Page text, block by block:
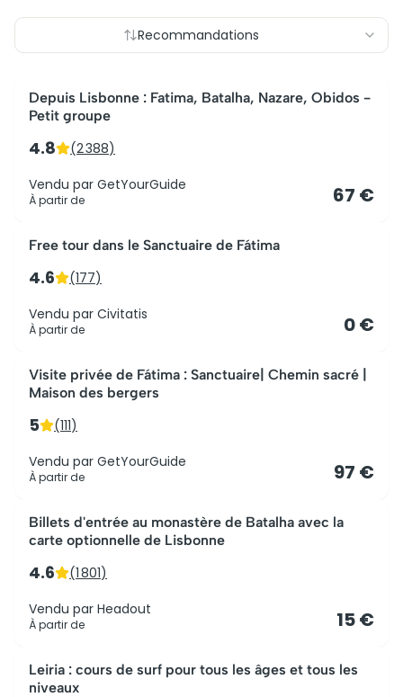
Recommandations
Le plus populaire
Depuis Lisbonne : Fatima, Batalha, Nazare, Obidos -
Petit groupe
4.8 (2 388)
Vendu par GetYourGuide
À partir de 67 €
Meilleur rapport qualité-prix
Free tour dans le Sanctuaire de Fátima
4.6 (177)
Vendu par Civitatis
À partir de 0 €
Le mieux noté
Visite privée de Fátima : Sanctuaire| Chemin sacré |
Maison des bergers
5 (111)
Vendu par GetYourGuide
À partir de 97 €
Billets d'entrée au monastère de Batalha avec la
carte optionnelle de Lisbonne
4.6 (1 801)
Vendu par Headout
À partir de 15 €
Leiria : cours de surf pour tous les âges et tous les
niveaux